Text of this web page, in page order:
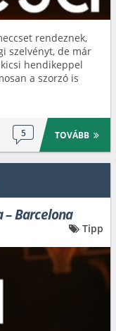
rendeznek,
szelvényt, de már
hendikeppel
a szorzó is
5 TOVÁBB
– Barcelona
Tipp